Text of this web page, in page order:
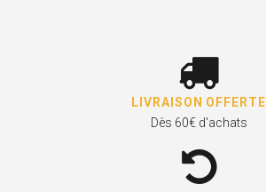
LIVRAISON OFFERTE
Dès 60€ d'achats